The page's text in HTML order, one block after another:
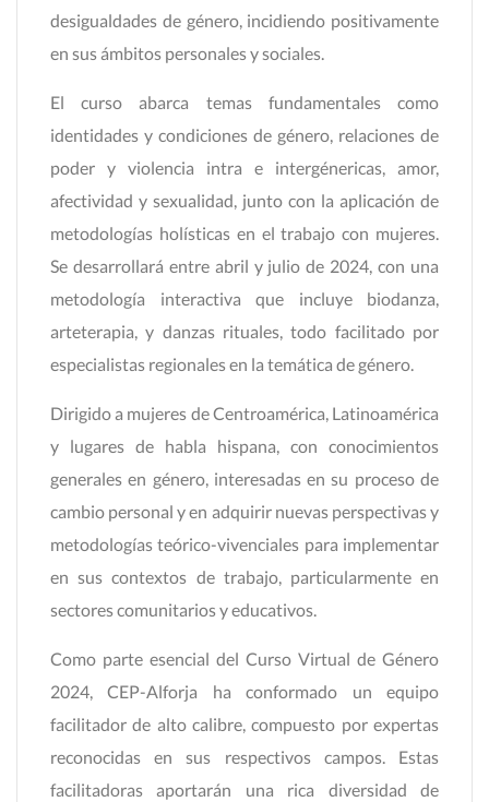
desigualdades de género, incidiendo positivamente
en sus ámbitos personales y sociales.
El curso abarca temas fundamentales como
identidades y condiciones de género, relaciones de
poder y violencia intra e intergénericas, amor,
afectividad y sexualidad, junto con la aplicación de
metodologías holísticas en el trabajo con mujeres.
Se desarrollará entre abril y julio de 2024, con una
metodología interactiva que incluye biodanza,
arteterapia, y danzas rituales, todo facilitado por
especialistas regionales en la temática de género.
Dirigido a mujeres de Centroamérica, Latinoamérica
y lugares de habla hispana, con conocimientos
generales en género, interesadas en su proceso de
cambio personal y en adquirir nuevas perspectivas y
metodologías teórico-vivenciales para implementar
en sus contextos de trabajo, particularmente en
sectores comunitarios y educativos.
Como parte esencial del Curso Virtual de Género
2024, CEP-Alforja ha conformado un equipo
facilitador de alto calibre, compuesto por expertas
reconocidas en sus respectivos campos. Estas
facilitadoras aportarán una rica diversidad de